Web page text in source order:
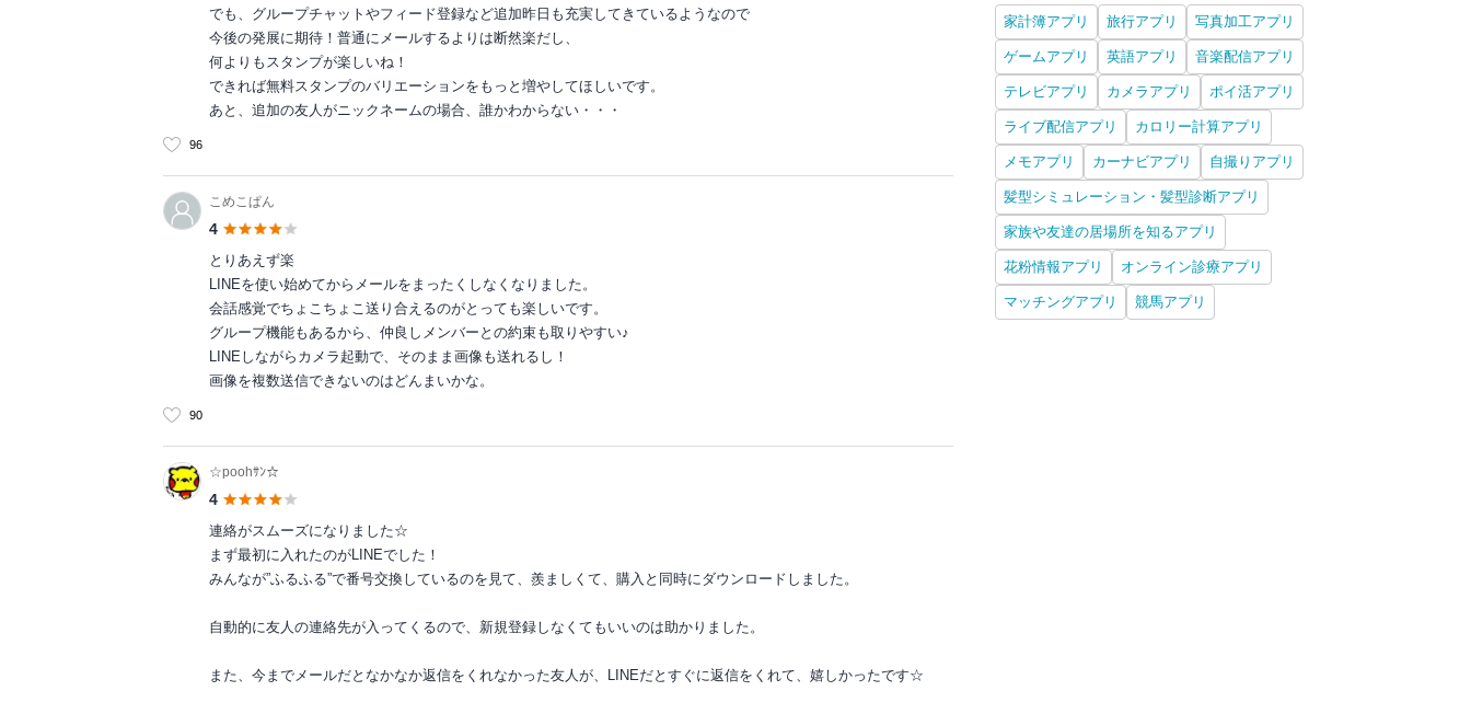
でも、グループチャットやフィード登録など追加昨日も充実してきているようなので
今後の発展に期待！普通にメールするよりは断然楽だし、
何よりもスタンプが楽しいね！
できれば無料スタンプのバリエーションをもっと増やしてほしいです。
あと、追加の友人がニックネームの場合、誰かわからない・・・
96
こめこぱん
4
とりあえず楽
LINEを使い始めてからメールをまったくしなくなりました。
会話感覚でちょこちょこ送り合えるのがとっても楽しいです。
グループ機能もあるから、仲良しメンバーとの約束も取りやすい♪
LINEしながらカメラ起動で、そのまま画像も送れるし！
画像を複数送信できないのはどんまいかな。
90
☆poohｻﾝ☆
4
連絡がスムーズになりました☆
まず最初に入れたのがLINEでした！
みんなが”ふるふる”で番号交換しているのを見て、羨ましくて、購入と同時にダウンロードしました。
自動的に友人の連絡先が入ってくるので、新規登録しなくてもいいのは助かりました。
また、今までメールだとなかなか返信をくれなかった友人が、LINEだとすぐに返信をくれて、嬉しかったです☆
家計簿アプリ 旅行アプリ 写真加工アプリ
ゲームアプリ 英語アプリ 音楽配信アプリ
テレビアプリ カメラアプリ ポイ活アプリ
ライブ配信アプリ カロリー計算アプリ
メモアプリ カーナビアプリ 自撮りアプリ
髪型シミュレーション・髪型診断アプリ
家族や友達の居場所を知るアプリ
花粉情報アプリ オンライン診療アプリ
マッチングアプリ 競馬アプリ